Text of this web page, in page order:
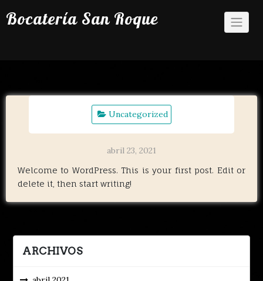
Bocatería San Roque
Uncategorized
abril 23, 2021
Welcome to WordPress. This is your first post. Edit or
delete it, then start writing!
ARCHIVOS